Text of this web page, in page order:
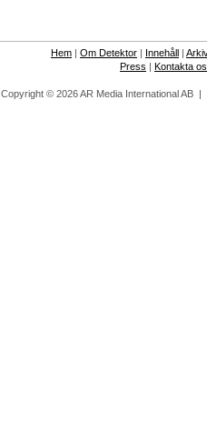
Hem | Om Detektor | Innehåll |
Press | Kontakta
Copyright © 2026 AR Media International AB